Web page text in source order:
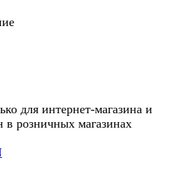
для интернет-магазина и
в розничных магазинах